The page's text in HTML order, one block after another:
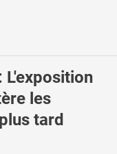
L'exposition
les
tard